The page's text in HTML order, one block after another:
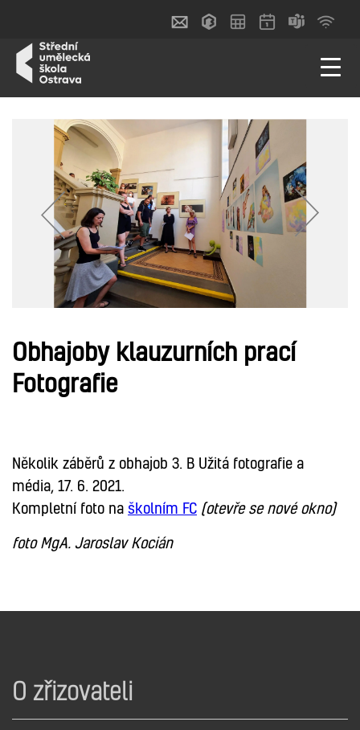
Obhajoby klauzurních prací
Fotografie
Několik záběrů z obhajob 3. B Užitá fotografie a
média, 17. 6. 2021.
Kompletní foto na školním FC (otevře se nové okno)
foto MgA. Jaroslav Kocián
O zřizovateli